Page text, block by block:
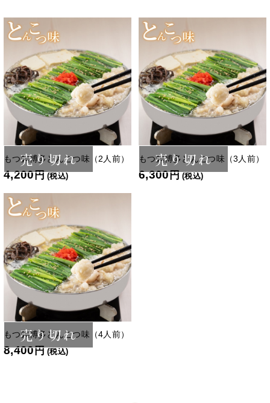
売り切れ
もつ鍋博多とんこつ味（2人前）
4,200円 (税込)
売り切れ
もつ鍋博多とんこつ味（3人前）
6,300円 (税込)
売り切れ
もつ鍋博多とんこつ味（4人前）
8,400円 (税込)